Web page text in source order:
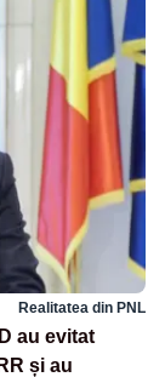
Realitatea din PNL
au evitat
și au